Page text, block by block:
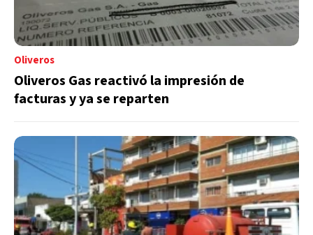
Oliveros
Oliveros Gas reactivó la impresión de
facturas y ya se reparten